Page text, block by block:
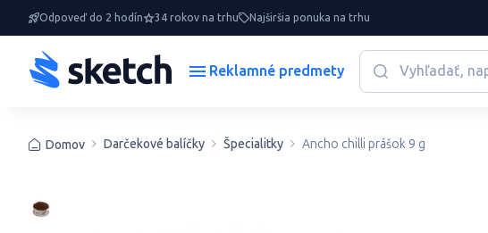
Odpoveď do 2 hodín 34 rokov na trhu Najširšia ponuka na trhu
Reklamné predmety
Domov Darčekové balíčky Špecialitky Ancho chilli prášok 9 g